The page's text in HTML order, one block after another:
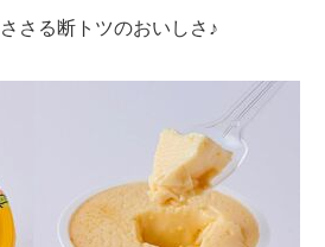
さる断トツのおいしさ♪